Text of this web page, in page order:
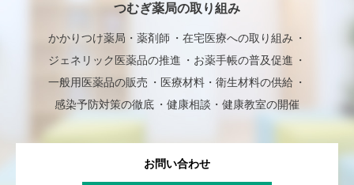
つむぎ薬局の取り組み
かかりつけ薬局・薬剤師
在宅医療への取り組み
ジェネリック医薬品の推進
お薬手帳の普及促進
一般用医薬品の販売
医療材料・衛生材料の供給
感染予防対策の徹底
健康相談・健康教室の開催
お問い合わせ